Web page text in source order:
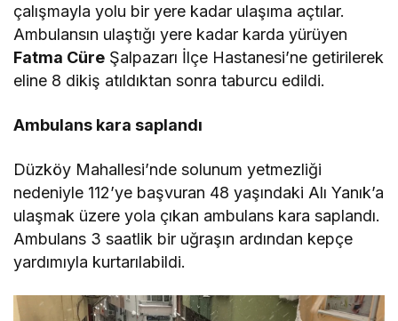
çalışmayla yolu bir yere kadar ulaşıma açtılar.
Ambulansın ulaştığı yere kadar karda yürüyen
Fatma Cüre Şalpazarı İlçe Hastanesi’ne getirilerek
eline 8 dikiş atıldıktan sonra taburcu edildi.
Ambulans kara saplandı
Düzköy Mahallesi’nde solunum yetmezliği
nedeniyle 112’ye başvuran 48 yaşındaki Alı Yanık’a
ulaşmak üzere yola çıkan ambulans kara saplandı.
Ambulans 3 saatlik bir uğraşın ardından kepçe
yardımıyla kurtarılabildi.